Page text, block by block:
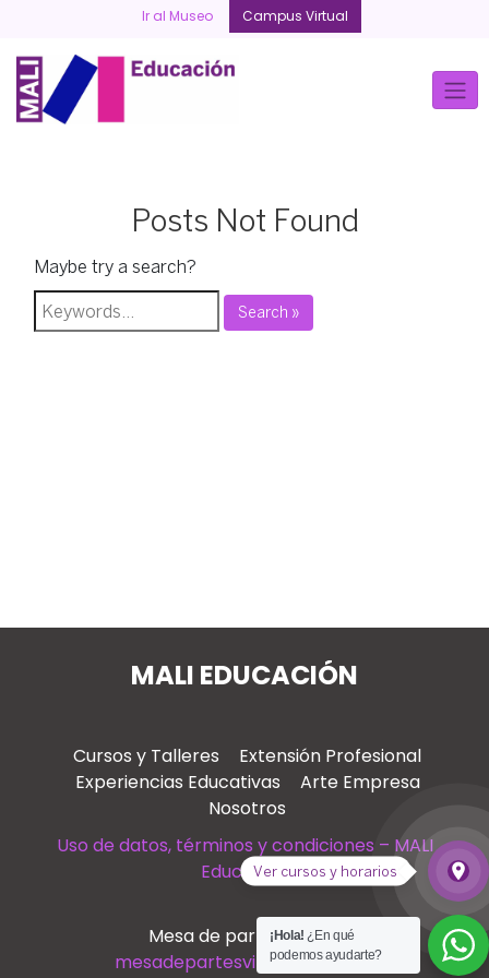
content
Ir al Museo Campus Virtual
Posts Not Found
Maybe try a search?
Search »
MALI EDUCACIÓN
Cursos y Talleres
Extensión Profesional
Experiencias Educativas
Arte Empresa
Nosotros
Uso de datos, términos y condiciones – MALI
Educación
Mesa de partes virtual
mesadepartesvirtual@mali.pe
¡Hola! ¿En qué
podemos ayudarte?
Ver
place
Ver cursos y horarios